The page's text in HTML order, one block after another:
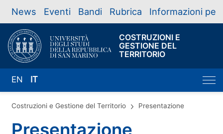
News Eventi Bandi Rubrica Informazioni per
COSTRUZIONI E
GESTIONE DEL
TERRITORIO
EN IT
Costruzioni e Gestione del Territorio Presentazione
Presentazione